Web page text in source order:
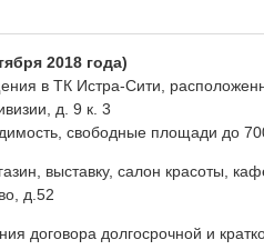
2018 года)
в ТК Истра-Сити,
д. 9 к. 3
свободные площади до
выставку, салон красоты,
д.52
договора долгосрочной и